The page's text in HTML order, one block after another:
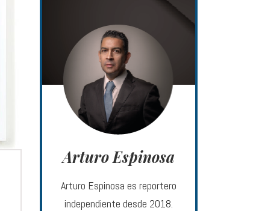
Arturo Espinosa
Arturo Espinosa es reportero
independiente desde 2018.